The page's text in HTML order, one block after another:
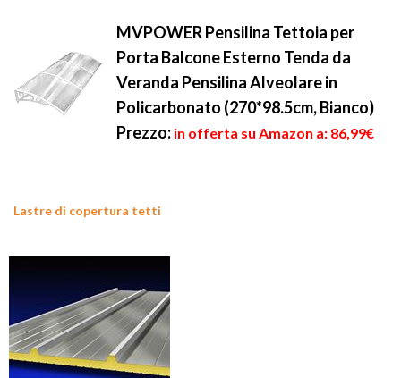
MVPOWER Pensilina Tettoia per
Porta Balcone Esterno Tenda da
Veranda Pensilina Alveolare in
Policarbonato (270*98.5cm, Bianco)
Prezzo: in offerta su Amazon a: 86,99€
Lastre di copertura tetti